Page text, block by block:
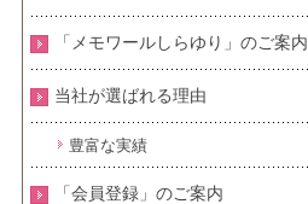
「メモワールしらゆり」のご案内
当社が選ばれる理由
豊富な実績
「会員登録」のご案内